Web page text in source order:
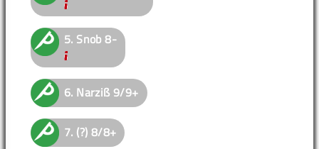
5. Snob 8-
6. Narziß 9/9+
7. (?) 8/8+